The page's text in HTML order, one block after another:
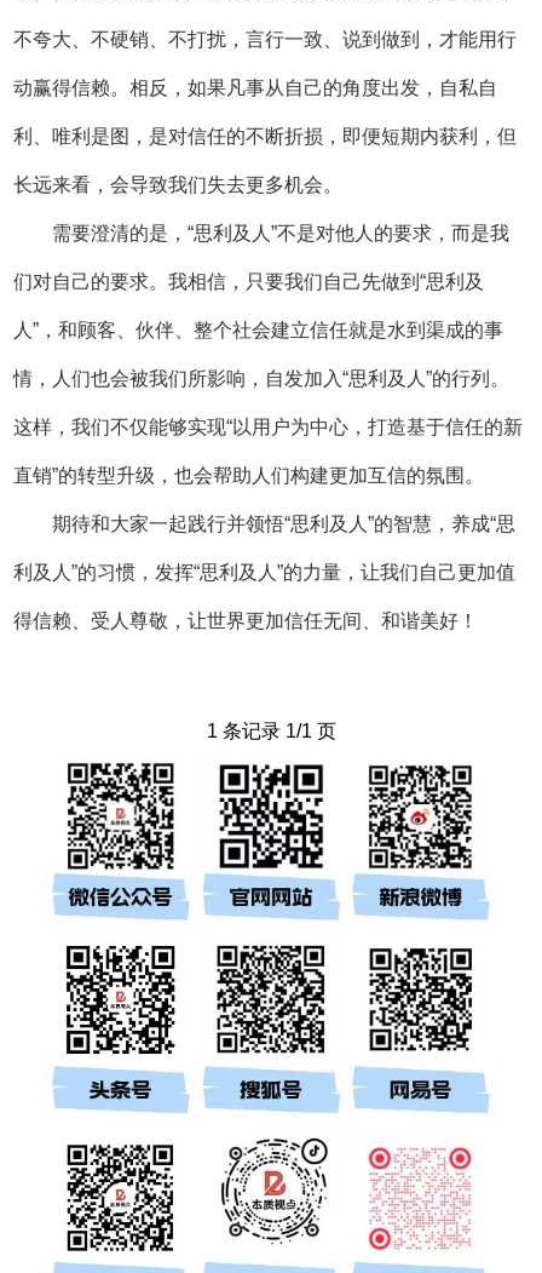
不夸大、不硬销、不打扰，言行一致、说到做到，才能用行
动赢得信赖。相反，如果凡事从自己的角度出发，自私自
利、唯利是图，是对信任的不断折损，即便短期内获利，但
长远来看，会导致我们失去更多机会。
需要澄清的是，“思利及人”不是对他人的要求，而是我
们对自己的要求。我相信，只要我们自己先做到“思利及
人”，和顾客、伙伴、整个社会建立信任就是水到渠成的事
情，人们也会被我们所影响，自发加入“思利及人”的行列。
这样，我们不仅能够实现“以用户为中心，打造基于信任的新
直销”的转型升级，也会帮助人们构建更加互信的氛围。
期待和大家一起践行并领悟“思利及人”的智慧，养成“思
利及人”的习惯，发挥“思利及人”的力量，让我们自己更加值
得信赖、受人尊敬，让世界更加信任无间、和谐美好！
1 条记录 1/1 页